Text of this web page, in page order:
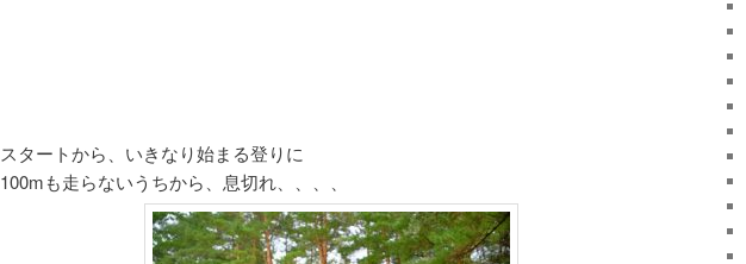
スタートから、いきなり始まる登りに
100mも走らないうちから、息切れ、、、、